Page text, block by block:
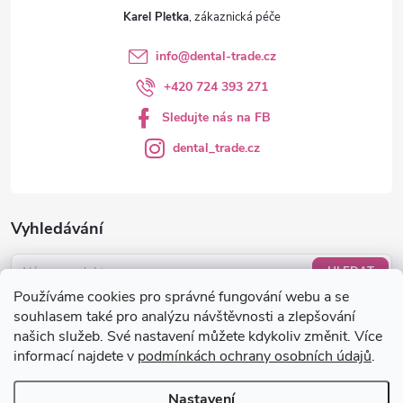
Používáme cookies pro správné fungování webu a se
souhlasem také pro analýzu návštěvnosti a zlepšování
našich služeb. Své nastavení můžete kdykoliv změnit. Více
informací najdete v podmínkách ochrany osobních údajů.
Vyhledávání
HLEDAT
Nákupní košík
0KS /0 KČ
Karel Pletka
info@dental-trade.cz
+420 724 393 271
Sledujte nás na FB
dental_trade.cz